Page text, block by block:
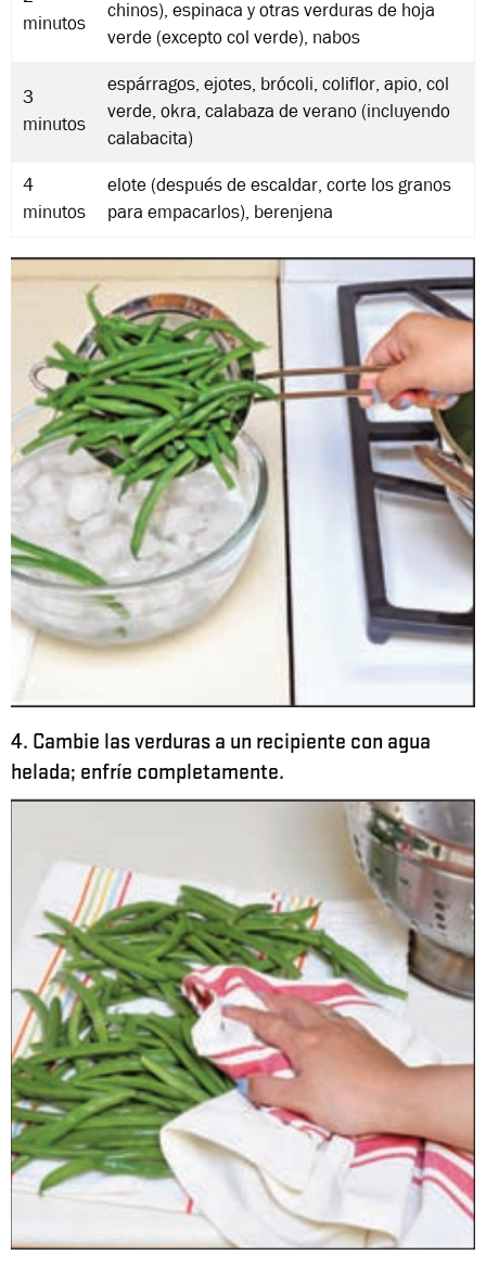
minutos
chinos), espinaca y otras verduras de hoja
verde (excepto col verde), nabos
3
minutos
espárragos, ejotes, brócoli, coliflor, apio, col
verde, okra, calabaza de verano (incluyendo
calabacita)
4
minutos
elote (después de escaldar, corte los granos
para empacarlos), berenjena
4. Cambie las verduras a un recipiente con agua
helada; enfríe completamente.